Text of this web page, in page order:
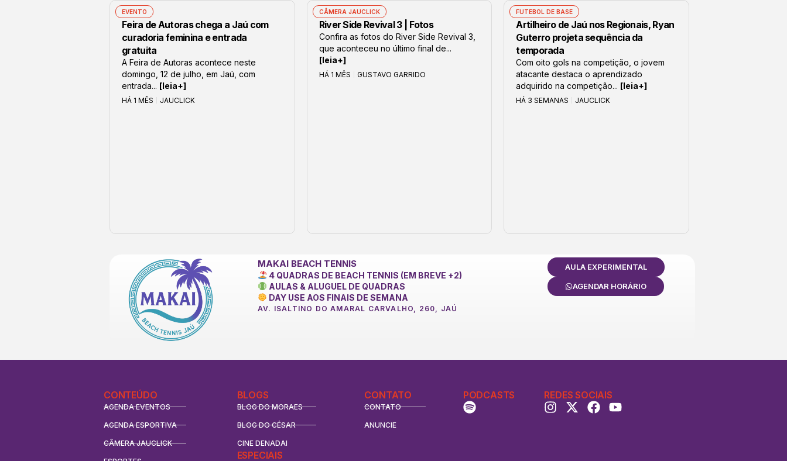
EVENTO
Feira de Autoras chega a Jaú com
curadoria feminina e entrada
gratuita
A Feira de Autoras acontece neste
domingo, 12 de julho, em Jaú, com
entrada... [leia+]
HÁ 1 MÊS JAUCLICK
CÂMERA JAUCLICK
River Side Revival 3 | Fotos
Confira as fotos do River Side Revival 3,
que aconteceu no último final de...
[leia+]
HÁ 1 MÊS GUSTAVO GARRIDO
FUTEBOL DE BASE
Artilheiro de Jaú nos Regionais, Ryan
Guterro projeta sequência da
temporada
Com oito gols na competição, o jovem
atacante destaca o aprendizado
adquirido na competição... [leia+]
HÁ 3 SEMANAS JAUCLICK
MAKAI BEACH TENNIS
4 QUADRAS DE BEACH TENNIS (EM BREVE +2)
AULAS & ALUGUEL DE QUADRAS
DAY USE AOS FINAIS DE SEMANA
AV. ISALTINO DO AMARAL CARVALHO, 260, JAÚ
AULA EXPERIMENTAL
AGENDAR HORÁRIO
CONTEÚDO
AGENDA EVENTOS
AGENDA ESPORTIVA
CÂMERA JAUCLICK
BLOGS
BLOG DO MORAES
BLOG DO CÉSAR
CINE DENADAI
ESPECIAIS
CONTATO
CONTATO
ANUNCIE
PODCASTS REDES SOCIAIS